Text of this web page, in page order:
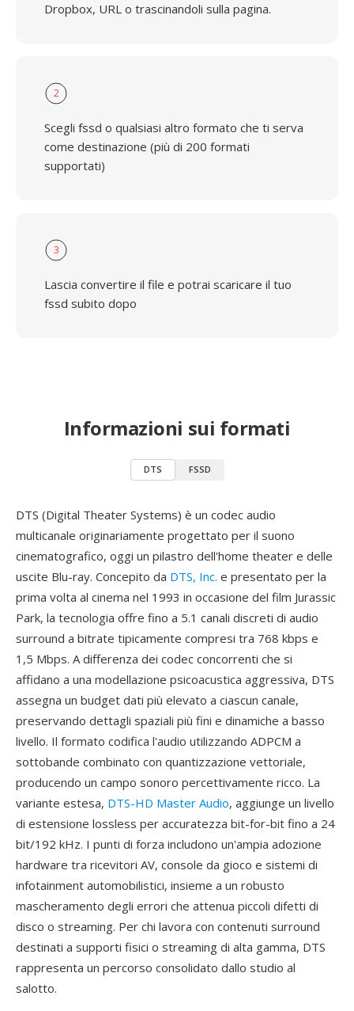
Dropbox, URL o trascinandoli sulla pagina.
2
Scegli fssd o qualsiasi altro formato che ti serva
come destinazione (più di 200 formati
supportati)
3
Lascia convertire il file e potrai scaricare il tuo
fssd subito dopo
Informazioni sui formati
DTS FSSD
DTS (Digital Theater Systems) è un codec audio
multicanale originariamente progettato per il suono
cinematografico, oggi un pilastro dell'home theater e delle
uscite Blu-ray. Concepito da DTS, Inc. e presentato per la
prima volta al cinema nel 1993 in occasione del film Jurassic
Park, la tecnologia offre fino a 5.1 canali discreti di audio
surround a bitrate tipicamente compresi tra 768 kbps e
1,5 Mbps. A differenza dei codec concorrenti che si
affidano a una modellazione psicoacustica aggressiva, DTS
assegna un budget dati più elevato a ciascun canale,
preservando dettagli spaziali più fini e dinamiche a basso
livello. Il formato codifica l'audio utilizzando ADPCM a
sottobande combinato con quantizzazione vettoriale,
producendo un campo sonoro percettivamente ricco. La
variante estesa, DTS-HD Master Audio, aggiunge un livello
di estensione lossless per accuratezza bit-for-bit fino a 24
bit/192 kHz. I punti di forza includono un'ampia adozione
hardware tra ricevitori AV, console da gioco e sistemi di
infotainment automobilistici, insieme a un robusto
mascheramento degli errori che attenua piccoli difetti di
disco o streaming. Per chi lavora con contenuti surround
destinati a supporti fisici o streaming di alta gamma, DTS
rappresenta un percorso consolidato dallo studio al
salotto.